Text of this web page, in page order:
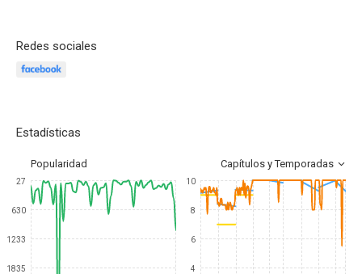
Redes sociales
Estadísticas
Popularidad Capítulos y Temporadas
27
630
1233
1835
10
8
6
4